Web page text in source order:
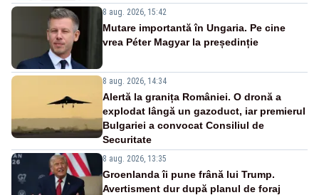
8 aug. 2026, 15:42
Mutare importantă în Ungaria. Pe cine
vrea Péter Magyar la președinție
8 aug. 2026, 14:34
Alertă la granița României. O dronă a
explodat lângă un gazoduct, iar premierul
Bulgariei a convocat Consiliul de
Securitate
8 aug. 2026, 13:35
Groenlanda îi pune frână lui Trump.
Avertisment dur după planul de foraj